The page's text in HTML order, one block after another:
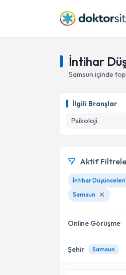
İntihar
Samsun içinde
İlgili Branşlar
Psikoloji
Aktif
İntihar Düşünceleri
Samsun
Online Görüşme
Online
Şehir Samsun